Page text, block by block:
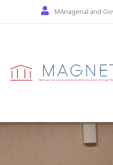
Skip to main contentMAnagerial and